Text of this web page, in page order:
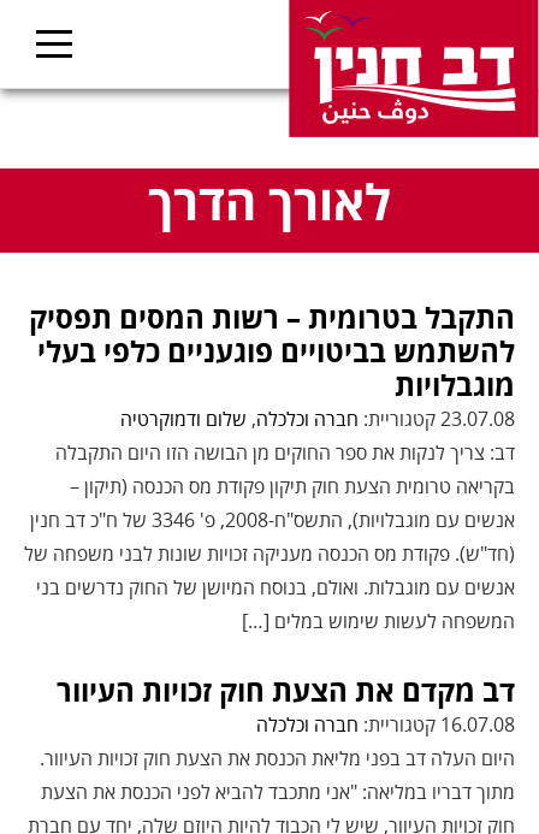
לאורך הדרך
התקבל בטרומית – רשות המסים תפסיק
להשתמש בביטויים פוגעניים כלפי בעלי
מוגבלויות
23.07.08 קטגוריית: חברה וכלכלה, שלום ודמוקרטיה
דב: צריך לנקות את ספר החוקים מן הבושה הזו היום התקבלה
בקריאה טרומית הצעת חוק תיקון פקודת מס הכנסה (תיקון –
אנשים עם מוגבלויות), התשס"ח-2008, פ' 3346 של ח"כ דב חנין
(חד"ש). פקודת מס הכנסה מעניקה זכויות שונות לבני משפחה של
אנשים עם מוגבלות. ואולם, בנוסח המיושן של החוק נדרשים בני
המשפחה לעשות שימוש במלים […]
דב מקדם את הצעת חוק זכויות העיוור
16.07.08 קטגוריית:
חברה וכלכלה
היום העלה דב בפני מליאת הכנסת את הצעת חוק זכויות העיוור.
מתוך דבריו במליאה: "אני מתכבד להביא לפני הכנסת את הצעת
חוק זכויות העיוור, שיש לי הכבוד להיות היוזם שלה, יחד עם חברת